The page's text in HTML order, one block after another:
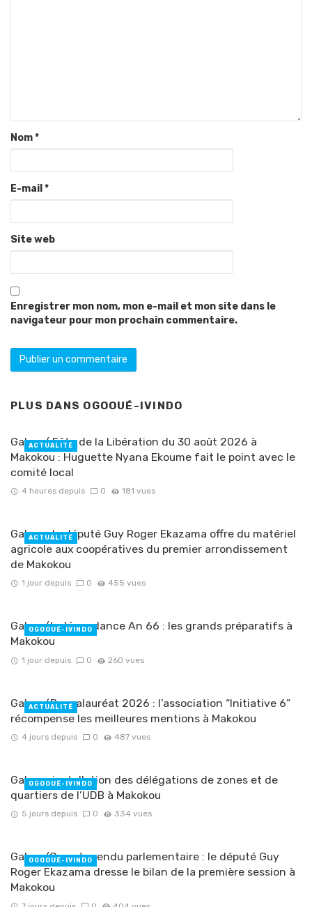
Nom*
E-mail *
Site web
Enregistrer mon nom, mon e-mail et mon site dans le
navigateur pour mon prochain commentaire.
PLUS DANS OGOOUÉ-IVINDO
Gabon/ Fête de la Libération du 30 août 2026 à
Makokou : Huguette Nyana Ekoume fait le point avec le
comité local
4 heures depuis 0 181 vues
ACTUALITÉ
Gabon : le député Guy Roger Ekazama offre du matériel
agricole aux coopératives du premier arrondissement
de Makokou
1 jour depuis 0 455 vues
ACTUALITÉ
Gabon/Indépendance An 66 : les grands préparatifs à
Makokou
1 jour depuis 0 260 vues
OGOOUÉ-IVINDO
Gabon/Baccalauréat 2026 : l’association “Initiative 6”
récompense les meilleures mentions à Makokou
4 jours depuis 0 487 vues
ACTUALITÉ
Gabon : installation des délégations de zones et de
quartiers de l’UDB à Makokou
5 jours depuis 0 334 vues
OGOOUÉ-IVINDO
Gabon/Compte rendu parlementaire : le député Guy
Roger Ekazama dresse le bilan de la première session à
Makokou
OGOOUÉ-IVINDO